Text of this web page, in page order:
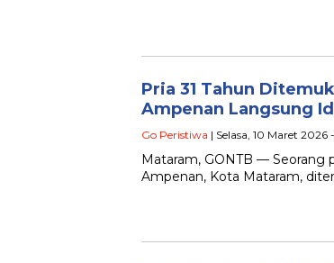
Pria 31 Tahun
Ampenan Langsung
Go Peristiwa | Selasa, 10 Maret 2026
Mataram, GONTB — Seorang
Ampenan, Kota Mataram,